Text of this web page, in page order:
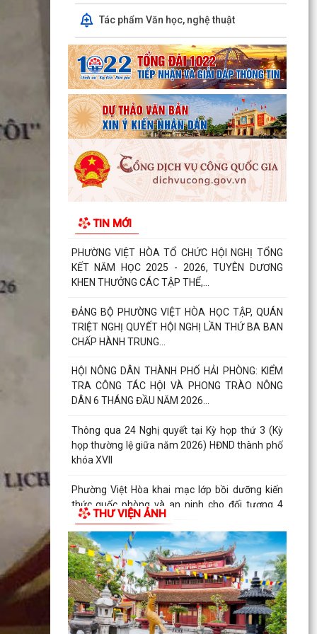
Tác phẩm Văn học, nghệ thuật
TIN MỚI
hài cốt...
Chủ động ứng phó với mưa lớn, lũ, ngập lụt, lũ
quét, sạt lở đất, lốc, sét, mưa đá
UBND thành phố yêu cầu rà soát, chuẩn hóa thủ
tục hành chính, chấm dứt phát sinh "giấy phép
con"
Phường Việt Hòa bế mạc Lớp bồi dưỡng kiến
thức quốc phòng và an ninh đối tượng 4 năm
2026.
tập kỹ thuật tại Nhật Bản, Đợt II/2026.
PHƯỜNG VIỆT HÒA TỔ CHỨC HỘI NGHỊ TỔNG
KẾT NĂM HỌC 2025 - 2026, TUYÊN DƯƠNG
KHEN THƯỞNG CÁC TẬP THỂ,...
ĐẢNG BỘ PHƯỜNG VIỆT HÒA HỌC TẬP, QUÁN
TRIỆT NGHỊ QUYẾT HỘI NGHỊ LẦN THỨ BA BAN
CHẤP HÀNH TRUNG...
HỘI NÔNG DÂN THÀNH PHỐ HẢI PHÒNG: KIỂM
TRA CÔNG TÁC HỘI VÀ PHONG TRÀO NÔNG
DÂN 6 THÁNG ĐẦU NĂM 2026...
Thông qua 24 Nghị quyết tại Kỳ họp thứ 3 (Kỳ
họp thường lệ giữa năm 2026) HĐND thành phố
khóa XVII
Phường Việt Hòa khai mạc lớp bồi dưỡng kiến
thức quốc phòng và an ninh cho đối tượng 4
năm 2026
Thành phố đặt mục tiêu giữ vững nhóm 5, phấn
đấu vào nhóm 3 cả nước về Chỉ số PCI đến năm
2030
Bảo đảm thực hiện chính sách bảo hiểm y tế đối
với học sinh, sinh viên năm học 2026-2027
THƯ VIỆN ẢNH